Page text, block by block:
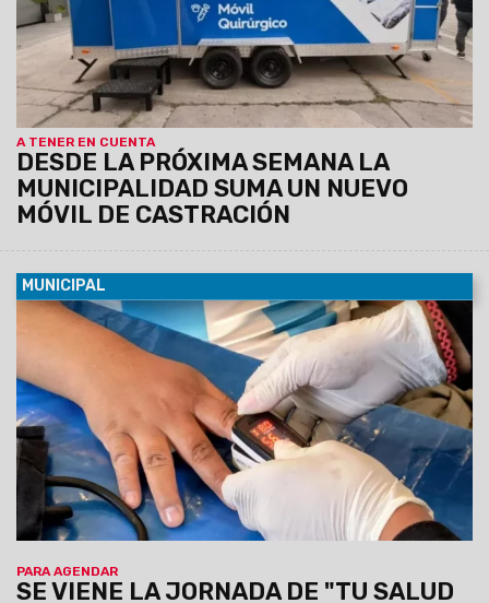
A TENER EN CUENTA
DESDE LA PRÓXIMA SEMANA LA
MUNICIPALIDAD SUMA UN NUEVO
MÓVIL DE CASTRACIÓN
MUNICIPAL
PARA AGENDAR
SE VIENE LA JORNADA DE "TU SALUD
07/08/2026 Será el viernes 7 de agosto de 9 a 12 en el
predio municipal de zona este. Habrá servicios médicos,
odontológicos, nutricionistas, enfermería y otros. La atención
será por orden de llegada y estará destinada a vecinos de la
zona que requieran controles y asesoramiento en salud.